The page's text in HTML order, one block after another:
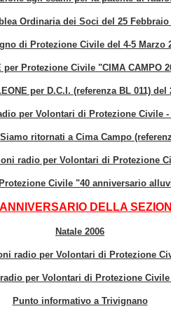
Ordinaria dei Soci del 25 Febbraio
di Protezione Civile del 4-5 Marzo
Protezione Civile "CIMA CAMPO
per D.C.I. (referenza BL 011) del
per Volontari di Protezione Civile -
ritornati a Cima Campo
radio per Volontari di Protezione
Civile "40 anniversario
ANNIVERSARIO DELLA
Natale 2006
radio per Volontari di Protezione
per Volontari di Protezione Civile
Punto informativo a Trivignano